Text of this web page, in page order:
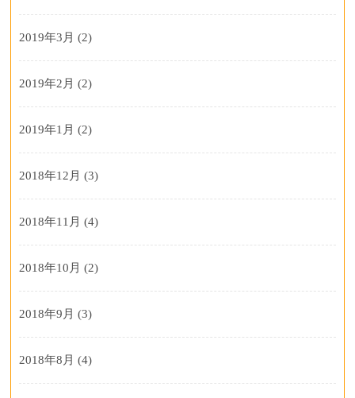
2019年3月 (2)
2019年2月 (2)
2019年1月 (2)
2018年12月 (3)
2018年11月 (4)
2018年10月 (2)
2018年9月 (3)
2018年8月 (4)